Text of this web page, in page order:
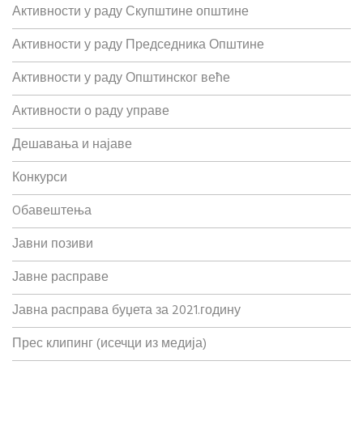
Активности у раду Скупштине општине
Активности у раду Председника Општине
Активности у раду Општинског веће
Активности о раду управе
Дешавања и најаве
Конкурси
Oбавештења
Јавни позиви
Јавне расправе
Јавна расправа буџета за 2021.годину
Прес клипинг (исечци из медија)